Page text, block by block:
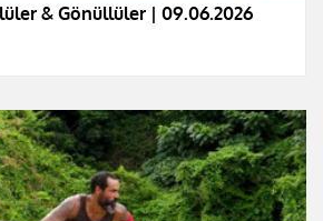
& Gönüllüler | 09.06.2026